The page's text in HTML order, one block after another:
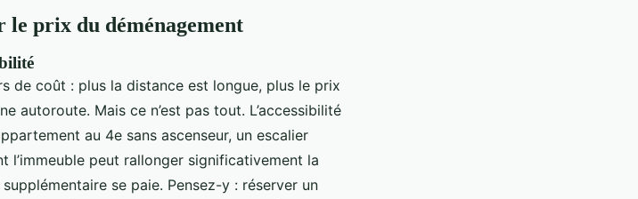
prix du déménagement
de coût : plus la distance est longue, plus le prix
autoroute. Mais ce n’est pas tout. L’accessibilité
au 4e sans ascenseur, un escalier
l’immeuble peut rallonger significativement la
se paie. Pensez-y : réserver un